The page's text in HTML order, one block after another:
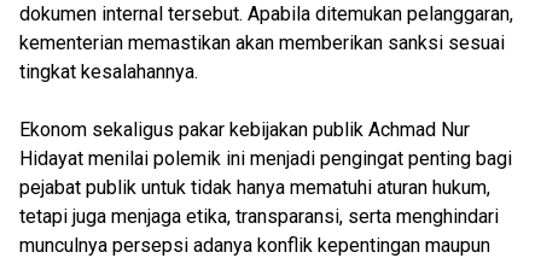
dokumen internal tersebut. Apabila ditemukan pelanggaran,
kementerian memastikan akan memberikan sanksi sesuai
tingkat kesalahannya.
Ekonom sekaligus pakar kebijakan publik Achmad Nur
Hidayat menilai polemik ini menjadi pengingat penting bagi
pejabat publik untuk tidak hanya mematuhi aturan hukum,
tetapi juga menjaga etika, transparansi, serta menghindari
munculnya persepsi adanya konflik kepentingan maupun